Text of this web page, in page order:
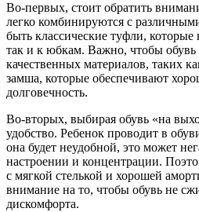
Во-первых, стоит обратить
легко комбинируются с
быть классические туфли,
так и к юбкам. Важно, чтобы
качественных материалов, таких
замша, которые обеспечивают
долговечность.
Во-вторых, выбирая обувь «на
удобство. Ребенок проводит в
она будет неудобной, это может
настроении и концентрации.
с мягкой стелькой и хорошей
внимание на то, чтобы обувь не
дискомфорта.